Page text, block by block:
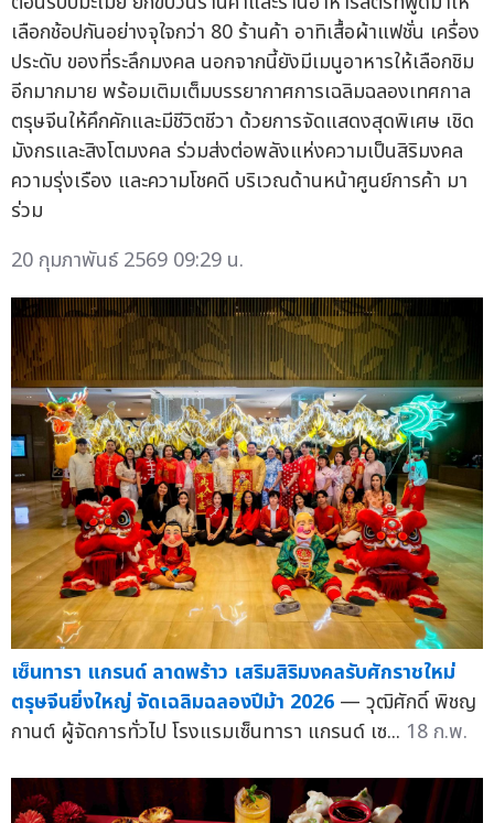
เลือกช้อปกันอย่างจุใจกว่า 80 ร้านค้า อาทิเสื้อผ้าแฟชั่น เครื่อง
ประดับ ของที่ระลึกมงคล นอกจากนี้ยังมีเมนูอาหารให้เลือกชิม
อีกมากมาย พร้อมเติมเต็มบรรยากาศการเฉลิมฉลองเทศกาล
ตรุษจีนให้คึกคักและมีชีวิตชีวา ด้วยการจัดแสดงสุดพิเศษ เชิด
มังกรและสิงโตมงคล ร่วมส่งต่อพลังแห่งความเป็นสิริมงคล
ความรุ่งเรือง และความโชคดี บริเวณด้านหน้าศูนย์การค้า มา
ร่วม
20 กุมภาพันธ์ 2569 09:29 น.
เซ็นทารา แกรนด์ ลาดพร้าว เสริมสิริมงคลรับศักราชใหม่
ตรุษจีนยิ่งใหญ่ จัดเฉลิมฉลองปีม้า 2026 — วุฒิศักดิ์ พิชญ
กานต์ ผู้จัดการทั่วไป โรงแรมเซ็นทารา แกรนด์ เซ... 18 ก.พ.